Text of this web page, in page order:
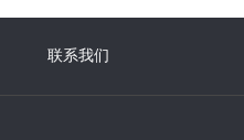
联系我们